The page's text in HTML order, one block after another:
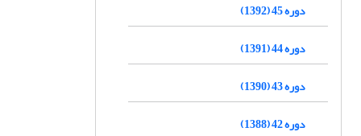
دوره 45 (1392)
دوره 44 (1391)
دوره 43 (1390)
دوره 42 (1388)